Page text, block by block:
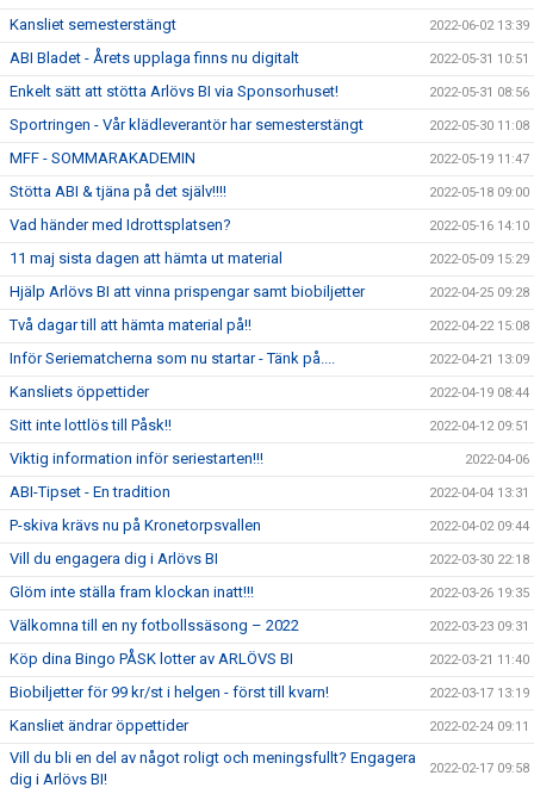
Kansliet semesterstängt 2022-06-02 13:39
ABI Bladet - Årets upplaga finns nu digitalt 2022-05-31 10:51
Enkelt sätt att stötta Arlövs BI via Sponsorhuset! 2022-05-31 08:56
Sportringen - Vår klädleverantör har semesterstängt 2022-05-30 11:08
MFF - SOMMARAKADEMIN 2022-05-19 11:47
Stötta ABI & tjäna på det själv!!!! 2022-05-18 09:00
Vad händer med Idrottsplatsen? 2022-05-16 14:10
11 maj sista dagen att hämta ut material 2022-05-09 15:29
Hjälp Arlövs BI att vinna prispengar samt biobiljetter 2022-04-25 09:28
Två dagar till att hämta material på!! 2022-04-22 15:08
Inför Seriematcherna som nu startar - Tänk på.... 2022-04-21 13:09
Kansliets öppettider 2022-04-19 08:44
Sitt inte lottlös till Påsk!! 2022-04-12 09:51
Viktig information inför seriestarten!!! 2022-04-06
ABI-Tipset - En tradition 2022-04-04 13:31
P-skiva krävs nu på Kronetorpsvallen 2022-04-02 09:44
Vill du engagera dig i Arlövs BI 2022-03-30 22:18
Glöm inte ställa fram klockan inatt!!! 2022-03-26 19:35
Välkomna till en ny fotbollssäsong – 2022 2022-03-23 09:31
Köp dina Bingo PÅSK lotter av ARLÖVS BI 2022-03-21 11:40
Biobiljetter för 99 kr/st i helgen - först till kvarn! 2022-03-17 13:19
Kansliet ändrar öppettider 2022-02-24 09:11
Vill du bli en del av något roligt och meningsfullt? Engagera
dig i Arlövs BI!
2022-02-17 09:58